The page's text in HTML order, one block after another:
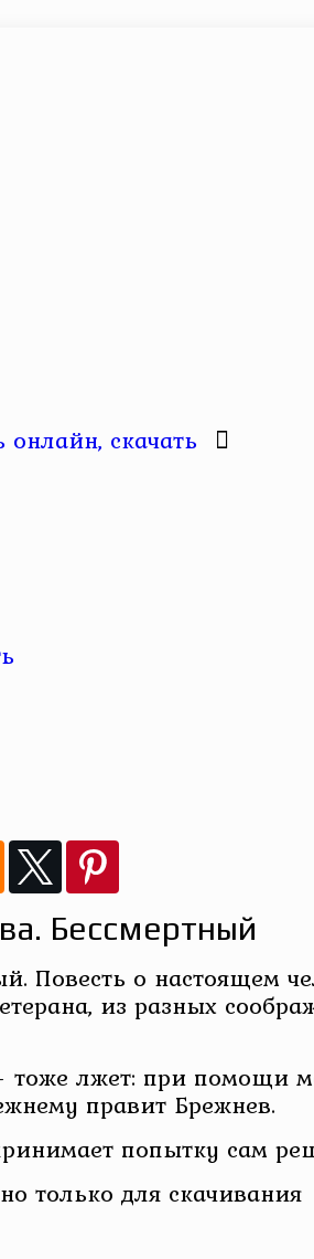
скачать
Бессмертный
Повесть о настоящем
из разных
лжет: при помощи
правит Брежнев.
попытку сам
только для скачивания